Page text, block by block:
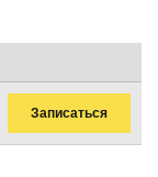
Записаться